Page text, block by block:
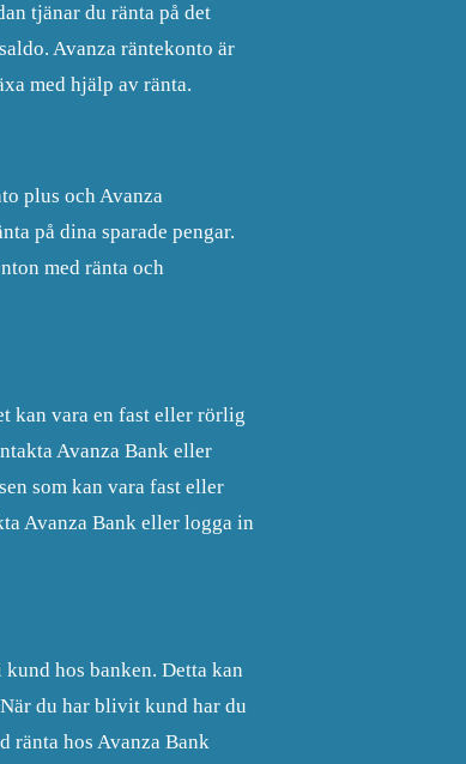
tjänar du ränta på det
Avanza räntekonto är
med hjälp av ränta.
plus och Avanza
på dina sparade pengar.
med ränta och
kan vara en fast eller rörlig
Avanza Bank eller
som kan vara fast eller
Avanza Bank eller logga in
hos banken. Detta kan
du har blivit kund har du
ränta hos Avanza Bank